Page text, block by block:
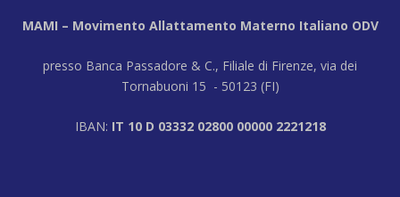
MAMI – Movimento Allattamento Materno Italiano ODV
presso Banca Passadore & C., Filiale di Firenze, via dei
Tornabuoni 15 - 50123 (FI)
IBAN: IT 10 D 03332 02800 00000 2221218